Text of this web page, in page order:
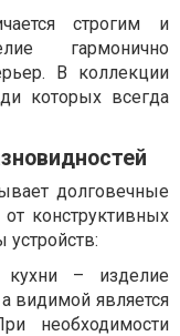
строгим и
гармонично
В коллекции
которых всегда
долговечные
конструктивных
устройств:
кухни – изделие
видимой является
необходимости